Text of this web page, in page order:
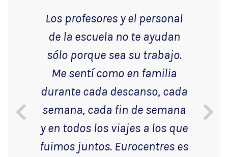
Los profesores y el personal
de la escuela no te ayudan
sólo porque sea su trabajo.
Me sentí como en familia
durante cada descanso, cada
semana, cada fin de semana
y en todos los viajes a los que
fuimos juntos. Eurocentres es